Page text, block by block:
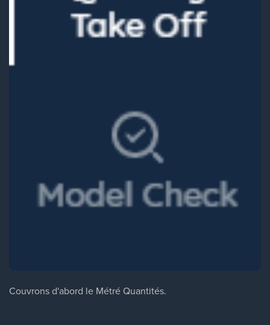
Couvrons d'abord le Métré Quantités.